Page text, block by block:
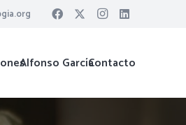
Alfonso GarcíaContacto